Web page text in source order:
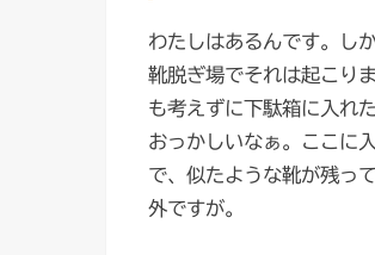
わたしはあるんです。し
靴脱ぎ場でそれは起こり
も考えずに下駄箱に入れ
おっかしいなぁ。ここに
で、似たような靴が残っ
外ですが。